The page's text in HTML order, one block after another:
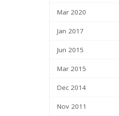
Mar 2020
Jan 2017
Jun 2015
Mar 2015
Dec 2014
Nov 2011